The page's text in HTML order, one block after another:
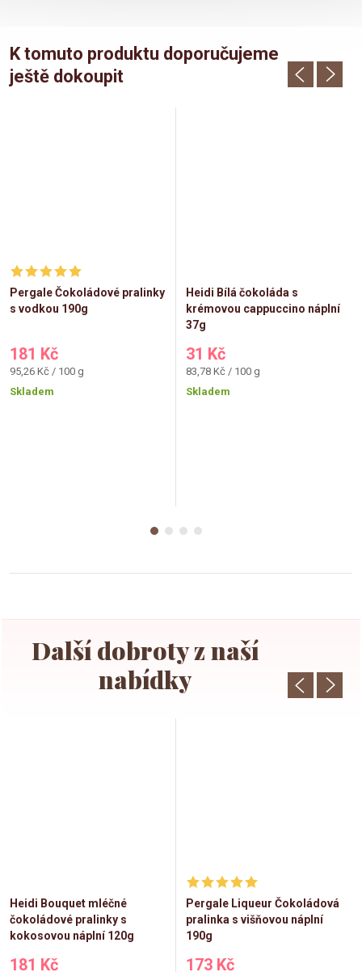
K tomuto produktu doporučujeme
ještě dokoupit
Pergale Čokoládové pralinky
s vodkou 190g
181 Kč
Měrná
cena:
95,26 Kč / 100 g
Skladem
Heidi Bílá čokoláda s
krémovou cappuccino náplní
37g
31 Kč
Měrná
cena:
83,78 Kč / 100 g
Skladem
Heidi Bouquet mléčné
čokoládové pralinky s
kokosovou náplní 120g
181 Kč
Pergale Liqueur Čokoládová
pralinka s višňovou náplní
190g
173 Kč